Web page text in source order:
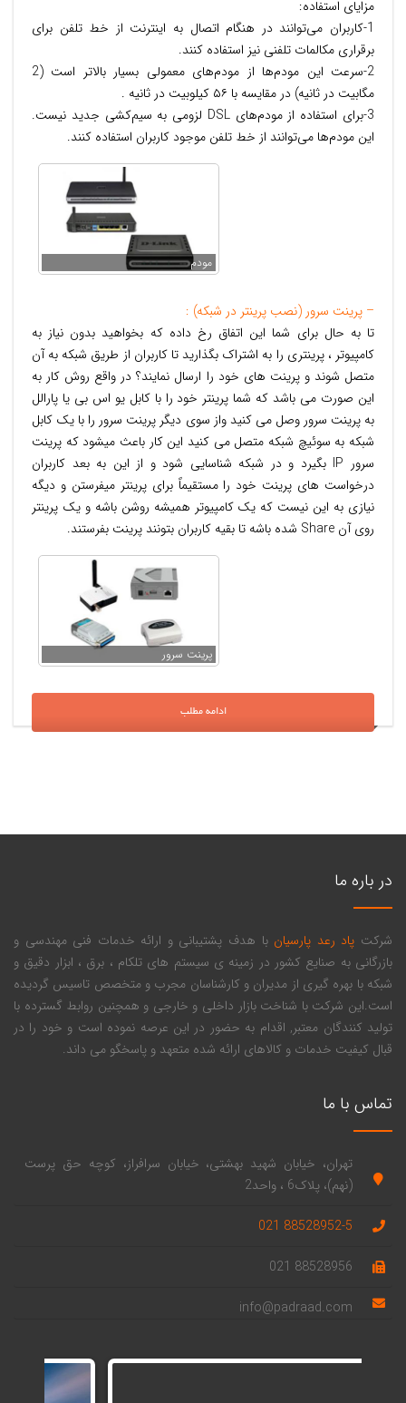
مزایای استفاده:
1-كاربران می‌توانند در هنگام اتصال به اینترنت از خط تلفن برای
برقراری مكالمات تلفنی نیز استفاده كنند.
2-سرعت این مودم‌ها از مودم‌های معمولی بسیار بالاتر است (2
مگابیت در ثانیه) در مقایسه با ۵۶ كیلوبیت در ثانیه .
3-برای استفاده از مودم‌های DSL لزومی به سیم‌كشی جدید نیست.
این مودم‌ها می‌توانند از خط تلفن موجود كاربران استفاده كنند.
مودم
– پرینت سرور (نصب پرینتر در شبکه) :
تا به حال برای شما این اتفاق رخ داده که بخواهید بدون نیاز به
کامپیوتر ، پرینتری را به اشتراک بگذارید تا کاربران از طریق شبکه به آن
متصل شوند و پرینت های خود را ارسال نمایند؟ در واقع روش کار به
این صورت می باشد که شما پرینتر خود را با کابل یو اس بی یا پارالل
به پرینت سرور وصل می کنید واز سوی دیگر پرینت سرور را با یک کابل
شبکه به سوئیچ شبکه متصل می کنید این کار باعث میشود که پرینت
سرور IP بگیرد و در شبکه شناسایی شود و از این به بعد کاربران
درخواست های پرینت خود را مستقیماً برای پرینتر میفرستن و دیگه
نیازی به این نیست که یک کامپیوتر همیشه روشن باشه و یک پرینتر
روی آن Share شده باشه تا بقیه کاربران بتونند پرینت بفرستند.
پرینت سرور
ادامه مطلب
در باره ما
شرکت پاد رعد پارسیان با هدف پشتیبانی و ارائه خدمات فنی مهندسی و
بازرگانی به صنایع کشور در زمینه ی سیستم های تلکام ، برق ، ابزار دقیق و
شبکه با بهره گیری از مدیران و کارشناسان مجرب و متخصص تاسیس گردیده
است.این شرکت با شناخت بازار داخلی و خارجی و همچنین روابط گسترده با
تولید کنندگان معتبر, اقدام به حضور در این عرصه نموده است و خود را در
قبال کیفیت خدمات و کالاهای ارائه شده متعهد و پاسخگو می داند.
تماس با ما
تهران، خیابان شهید بهشتی، خیابان سرافراز، کوچه حق پرست
(نهم)، پلاک6 ، واحد2
88528952-5 021
88528956 021
info@padraad.com